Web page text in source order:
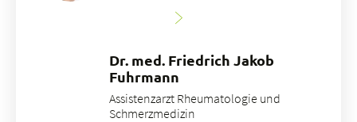
Dr. med. Friedrich Jakob
Fuhrmann
Assistenzarzt Rheumatologie und
Schmerzmedizin